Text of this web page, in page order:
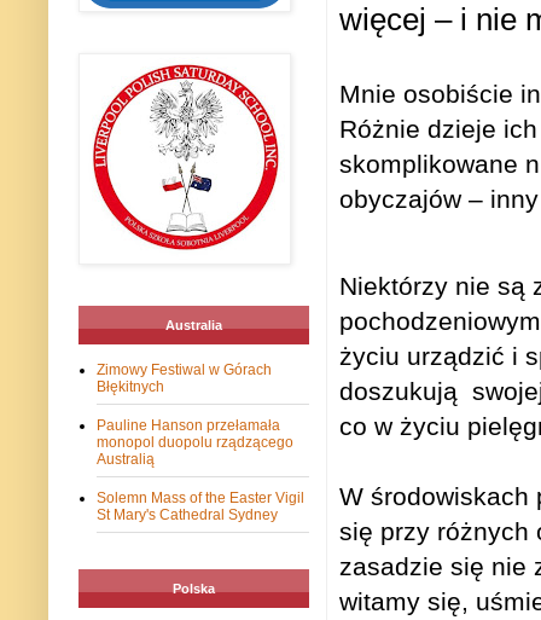
więcej – i nie
Mnie osobiście
Różnie dzieje
skomplikowane
obyczajów –
Niektórzy nie są
życiu urządzić i
doszukują
co w życiu
W środowiskach
się przy różnych
zasadzie się nie
witamy się,
Australia
Zimowy Festiwal w Górach
Błękitnych
Pauline Hanson przełamała
monopol duopolu rządzącego
Australią
Solemn Mass of the Easter Vigil
St Mary's Cathedral Sydney
Polska